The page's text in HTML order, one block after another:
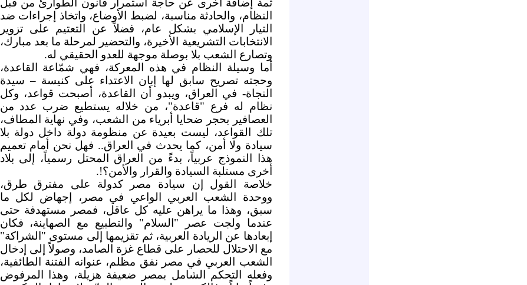
ثمة إضافة أخرى عن حاجة استمرار قانون الطوارئ من قبل
النظام، والحادثة مناسبة، لضبط الأوضاع، واتخاذ إجراءات ضد
التيار الإسلامي بشكل عام، فضلاً عن التعتيم على تزوير
الانتخابات التشريعية الأخيرة، والتحضير لمرحلة ما بعد مبارك،
وتصارع الشعب بلا بوصلة موجهة للعدو الحقيقي له.
أما وسيلة النظام في هذه المعركة، فهي شمّاعة القاعدة،
وحجته تصريح سابق لها إبان الاعتداء على كنيسة – سيدة
النجاة- في العراق، ويبدو أن القاعدة، أصبحت قواعد، وكل
نظام له فرع "قاعدة"، من خلاله يستطيع ضرب عدد من
العصافير بحجر ضحايا أبرياء من الشعب، وفي نهاية المطاف،
تلك القواعد، ليست بعيدة عن منظومة دولة داخل دولة بلا
سيادة ولا أمن، كما يحدث في العراق.. فهل نحن أمام تعميم
هذا النموذج عربياً، بدءً من العراق المحتل رسمياً، إلى بلاد
أخرى مستلبة السيادة والقرار والأمن؟!.
خلاصة القول إن سيادة مصر كدولة على مفترق طرق،
ووحدة الشعب العربي الواعي في مصر، إجهاض لكل ما
سبق، وهذا ما يراهن عليه كل عاقل، فمصر مستهدفة حتى
عندما ولجت عصر "السلام" والتطبيع مع الصهاينة، فكان
إبعادها عن الريادة العربية، ثم تقزيمها إلى مستوى "الشراكة"
مع الاحتلال للحصار على قطاع غزة الصامد، وصولاً إلى إدخال
الشعب العربي في مصر نفق مظلم، عنوانه الفتنة الطائفية،
وفعله التحكم الشامل بمصر ضعيفة هزيلة، وهذا المرفوض